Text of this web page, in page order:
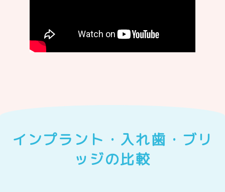
インプラント・入れ歯・ブリ
ッジの比較